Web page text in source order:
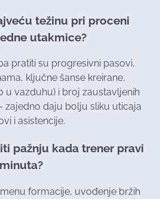
težinu pri proceni
utakmice?
pratiti su progresivni pasovi,
ključne šanse kreirane,
u vazduhu) i broj zaustavljenih
daju bolju sliku uticaja
i asistencije.
pažnju kada trener pravi
formacije, uvođenje bržih